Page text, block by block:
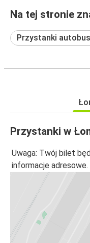
Na tej stronie
Przystanki
Przystanki w
Uwaga: Twój bilet
informacje adresowe.